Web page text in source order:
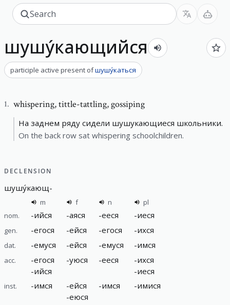
шушу́кающийся
participle active present ofшушу́каться
1. whispering,tittle-tattling, gossiping
На заднем ряду сидели шушукающиеся школьники.
On the back row sat whispering schoolchildren.
DECLENSION
шушу́кающ-
m f n
pl
nom.
-ийся -аяся -ееся -иеся
gen. -егося -ейся -егося -ихся
dat. -емуся -ейся -емуся -имся
acc. -егося
-ийся
-уюся -ееся -ихся
-иеся
inst. -имся -ейся
-еюся
-имся -имися